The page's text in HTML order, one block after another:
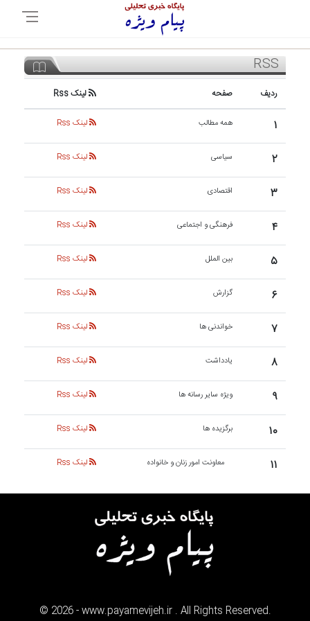
RSS
ردیف صفحه لینک Rss
۱ همه مطالب لینک Rss
۲ سیاسی لینک Rss
۳ اقتصادی لینک Rss
۴ فرهنگی و اجتماعی لینک Rss
۵ بین الملل لینک Rss
۶ گزارش لینک Rss
۷ خواندنی ها لینک Rss
۸ یادداشت لینک Rss
۹ ویژه سایر رسانه ها لینک Rss
۱۰ برگزیده ها لینک Rss
۱۱ معاونت امور زنان و خانواده لینک Rss
© 2026- www.payamevijeh.ir . All Rights Reserved.